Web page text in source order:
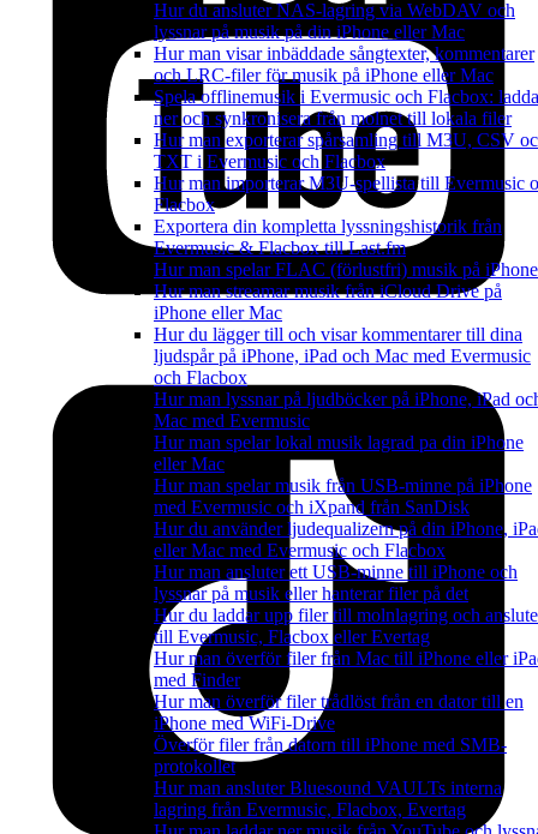
Hur du ansluter NAS-lagring via WebDAV och
lyssnar på musik på din iPhone eller Mac
Hur man visar inbäddade sångtexter, kommentarer
och LRC-filer för musik på iPhone eller Mac
Spela offlinemusik i Evermusic och Flacbox: ladda
ner och synkronisera från molnet till lokala filer
Hur man exporterar spårsamling till M3U, CSV
TXT i Evermusic och Flacbox
Hur man importerar M3U-spellista till Evermusic
Flacbox
Exportera din kompletta lyssningshistorik från
Evermusic & Flacbox till Last.fm
Hur man spelar FLAC (förlustfri) musik på iPhone
Hur man streamar musik från iCloud Drive på
iPhone eller Mac
Hur du lägger till och visar kommentarer till dina
ljudspår på iPhone, iPad och Mac med Evermusic
och Flacbox
Hur man lyssnar på ljudböcker på iPhone, iPad
Mac med Evermusic
Hur man spelar lokal musik lagrad pa din iPhone
eller Mac
Hur man spelar musik från USB-minne på iPhone
med Evermusic och iXpand från SanDisk
Hur du använder ljudequalizern på din iPhone,
eller Mac med Evermusic och Flacbox
Hur man ansluter ett USB-minne till iPhone och
lyssnar på musik eller hanterar filer på det
Hur du laddar upp filer till molnlagring och
till Evermusic, Flacbox eller Evertag
Hur man överför filer från Mac till iPhone eller
med Finder
Hur man överför filer trådlöst från en dator till en
iPhone med WiFi-Drive
Överför filer från datorn till iPhone med SMB-
protokollet
Hur man ansluter Bluesound VAULTs interna
lagring från Evermusic, Flacbox, Evertag